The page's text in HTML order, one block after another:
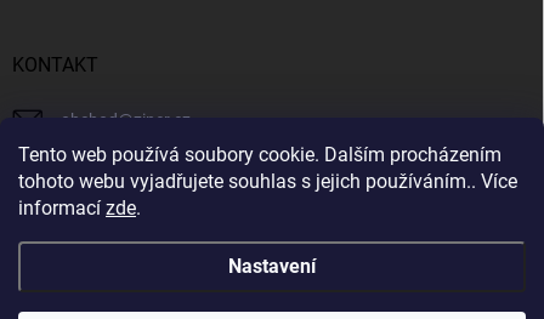
Tento web používá soubory cookie. Dalším procházením
tohoto webu vyjadřujete souhlas s jejich používáním.. Více
informací zde.
Nastavení
KONTAKT
obchod@ziner.cz
728 355 665